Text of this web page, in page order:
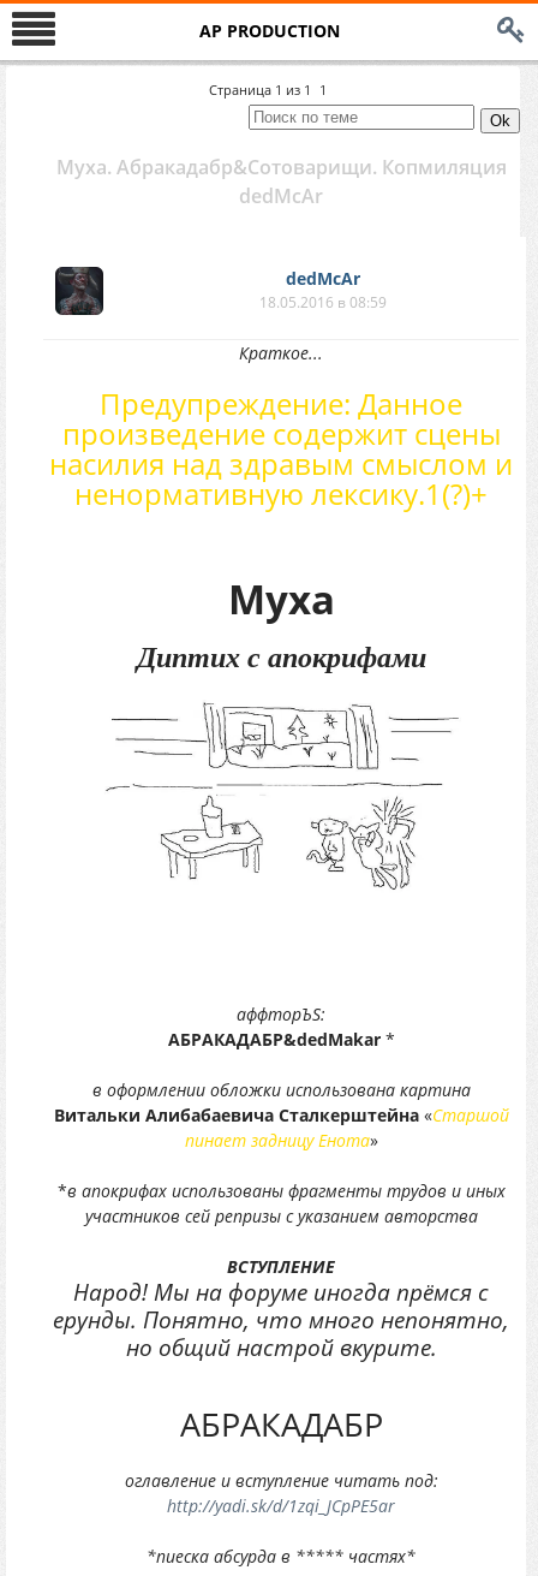
AP PRODUCTION
Страница 1 из 1 1
Муха. Абракадабр&Сотоварищи. Копмиляция
dedMcAr
dedMcAr
18.05.2016 в 08:59
Краткое...
Предупреждение: Данное
произведение содержит сцены
насилия над здравым смыслом и
ненормативную лексику.1(?)+
Муха
Диптих с апокрифами
аффторЪS:
АБРАКАДАБР&dedMakar*
в оформлении обложки использована картина
Витальки Алибабаевича Сталкерштейна«Старшой
пинает задницу Енота»
*в апокрифах использованы фрагменты трудов и иных
участников сей репризы с указанием авторства
ВСТУПЛЕНИЕ
Народ! Мы на форуме иногда прёмся с
ерунды. Понятно, что много непонятно,
но общий настрой вкурите.
АБРАКАДАБР
оглавление и вступление читать под:
http://yadi.sk/d/1zqi_JCpPE5ar
*пиеска абсурда в ***** частях*